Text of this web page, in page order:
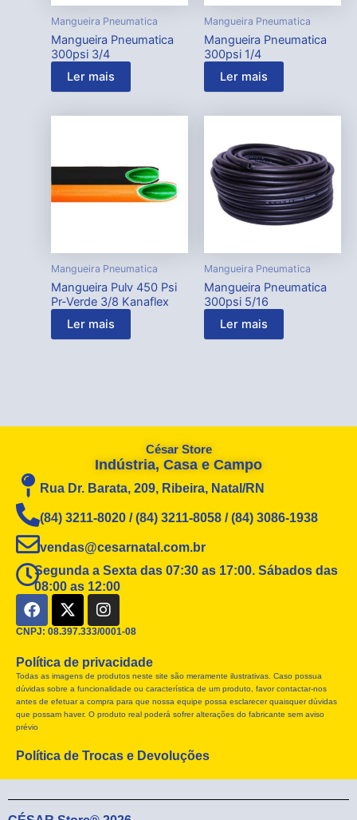
Mangueira Pneumatica
Mangueira Pneumatica
300psi 3/4
Ler mais
Mangueira Pneumatica
Mangueira Pneumatica
300psi 1/4
Ler mais
Mangueira Pneumatica
Mangueira Pulv 450 Psi
Pr-Verde 3/8 Kanaflex
Ler mais
Mangueira Pneumatica
Mangueira Pneumatica
300psi 5/16
Ler mais
César Store
Indústria, Casa e Campo
Rua Dr. Barata, 209, Ribeira, Natal/RN
(84) 3211-8020 / (84) 3211-8058 / (84) 3086-1938
vendas@cesarnatal.com.br
Segunda a Sexta das 07:30 as 17:00. Sábados das
08:00 as 12:00
F
a
c
b
o
o
k
X
-
t
i
t
t
e
I
n
s
a
g
r
a
CNPJ: 08.397.333/0001-08
Política de privacidade
Todas as imagens de produtos neste site são meramente ilustrativas. Caso possua
dúvidas sobre a funcionalidade ou característica de um produto, favor contactar-nos
antes de efetuar a compra para que nossa equipe possa esclarecer quaisquer dúvidas
que possam haver. O produto real poderá sofrer alterações do fabricante sem aviso
prévio
Política de Trocas e Devoluções